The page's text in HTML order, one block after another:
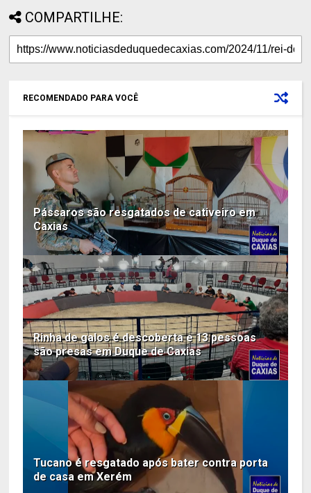
COMPARTILHE:
RECOMENDADO PARA VOCÊ
Pássaros são resgatados de cativeiro em
Caxias
Rinha de galos é descoberta e 13 pessoas
são presas em Duque de Caxias
Tucano é resgatado após bater contra porta
de casa em Xerém